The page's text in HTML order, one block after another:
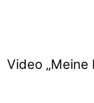
Video